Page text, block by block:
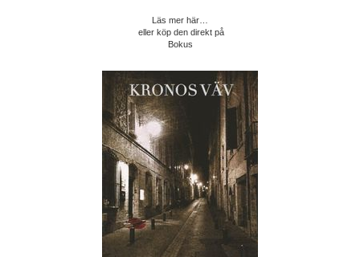
Läs mer här…
eller köp den direkt på
Bokus